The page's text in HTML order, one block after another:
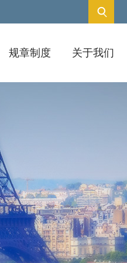
规章制度 关于我们